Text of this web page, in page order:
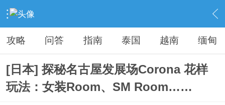
› 旅游看台 › 游记/探店 › 内容
攻略 问答 指南 泰国 越南 缅甸
[日本] 探秘名古屋发展场Corona 花样
玩法：女装Room、SM Room……